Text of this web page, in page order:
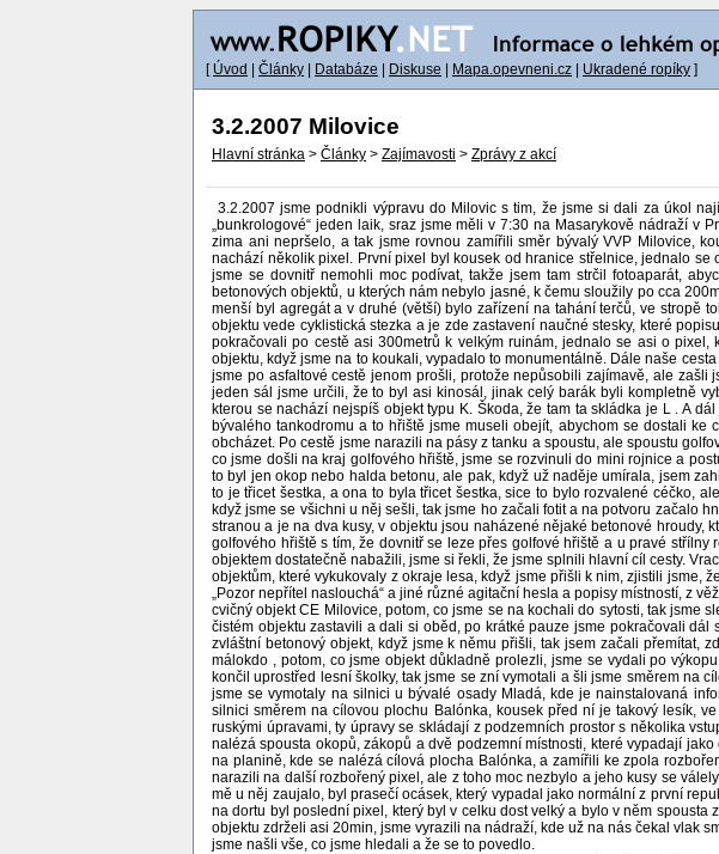
[ Úvod Články Databáze Diskuse Mapa.opevneni.cz Ukradené ropíky ]
3.2.2007 Milovice
Hlavní stránka > Články > Zajímavosti > Zprávy z akcí
3.2.2007 jsme podnikli výpravu do Milovic s tim, že jsme si dali za úkol
„bunkrologové“ jeden laik, sraz jsme měli v 7:30 na Masarykově nádraží v
zima ani nepršelo, a tak jsme rovnou zamířili směr bývalý VVP Milovice,
nachází několik pixel. První pixel byl kousek od hranice střelnice, jednalo
jsme se dovnitř nemohli moc podívat, takže jsem tam strčil fotoaparát,
betonových objektů, u kterých nám nebylo jasné, k čemu sloužily po cca
menší byl agregát a v druhé (větší) bylo zařízení na tahání terčů, ve stropě
objektu vede cyklistická stezka a je zde zastavení naučné stesky, které
pokračovali po cestě asi 300metrů k velkým ruinám, jednalo se asi o
objektu, když jsme na to koukali, vypadalo to monumentálně. Dále naše
jsme po asfaltové cestě jenom prošli, protože nepůsobili zajímavě, ale
jeden sál jsme určili, že to byl asi kinosál, jinak celý barák byli kompletně
kterou se nachází nejspíš objekt typu K. Škoda, že tam ta skládka je L . A
bývalého tankodromu a to hřiště jsme museli obejít, abychom se dostali
obcházet. Po cestě jsme narazili na pásy z tanku a spoustu, ale spoustu
co jsme došli na kraj golfového hřiště, jsme se rozvinuli do mini rojnice a
to byl jen okop nebo halda betonu, ale pak, když už naděje umírala, jsem
to je třicet šestka, a ona to byla třicet šestka, sice to bylo rozvalené céčko,
když jsme se všichni u něj sešli, tak jsme ho začali fotit a na potvoru začalo
stranou a je na dva kusy, v objektu jsou naházené nějaké betonové hroudy,
golfového hřiště s tím, že dovnitř se leze přes golfové hřiště a u pravé
objektem dostatečně nabažili, jsme si řekli, že jsme splnili hlavní cíl cesty.
objektům, které vykukovaly z okraje lesa, když jsme přišli k nim, zjistili
„Pozor nepřítel naslouchá“ a jiné různé agitační hesla a popisy místností, z
cvičný objekt CE Milovice, potom, co jsme se na kochali do sytosti, tak jsme
čistém objektu zastavili a dali si oběd, po krátké pauze jsme pokračovali
zvláštní betonový objekt, když jsme k němu přišli, tak jsem začali přemítat,
málokdo , potom, co jsme objekt důkladně prolezli, jsme se vydali po
končil uprostřed lesní školky, tak jsme se zní vymotali a šli jsme směrem na
jsme se vymotaly na silnici u bývalé osady Mladá, kde je nainstalovaná
silnici směrem na cílovou plochu Balónka, kousek před ní je takový lesík,
ruskými úpravami, ty úpravy se skládají z podzemních prostor s několika
nalézá spousta okopů, zákopů a dvě podzemní místnosti, které vypadají
na planině, kde se nalézá cílová plocha Balónka, a zamířili ke zpola
narazili na další rozbořený pixel, ale z toho moc nezbylo a jeho kusy se
mě u něj zaujalo, byl prasečí ocásek, který vypadal jako normální z první
na dortu byl poslední pixel, který byl v celku dost velký a bylo v něm
objektu zdrželi asi 20min, jsme vyrazili na nádraží, kde už na nás čekal vlak
jsme našli vše, co jsme hledali a že se to povedlo.